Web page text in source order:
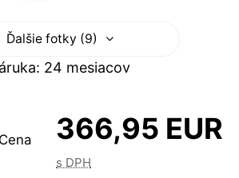
Ďalšie fotky (9)
24 mesiacov
Cena 366,95 EUR
s DPH